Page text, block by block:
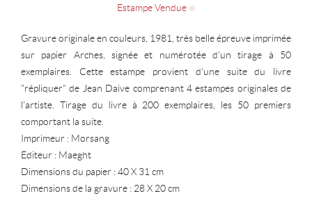
Estampe Vendue
Gravure originale en couleurs, 1981, très belle épreuve imprimée
sur papier Arches, signée et numérotée d'un tirage à 50
exemplaires. Cette estampe provient d'une suite du livre
"répliquer" de Jean Daive comprenant 4 estampes originales de
l'artiste. Tirage du livre à 200 exemplaires, les 50 premiers
comportant la suite.
Imprimeur : Morsang
Editeur : Maeght
Dimensions du papier : 40 X 31 cm
Dimensions de la gravure : 28 X 20 cm